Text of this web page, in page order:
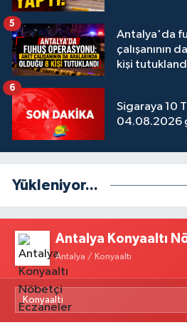
Antalya'da
çalışanının
kişi
5
Sigaraya 10
04.08.2026
6
Yükleniyor...
Antalya Konyaaltı
Antalya / Konyaaltı